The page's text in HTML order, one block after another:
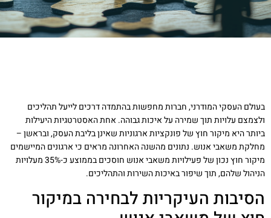
בעולם העסקי המודרני, חברות מחפשות בהתמדה דרכים לייעל תהליכים
ולצמצם עלויות תוך שמירה על איכות גבוהה. אחת האסטרטגיות היעילות
ביותר היא מיקור חוץ של פונקציות ארגוניות שאינן בליבת העסק, ובראשן –
מחלקת משאבי אנוש. נתונים מהשנה האחרונה מראים כי ארגונים המיישמים
מיקור חוץ נכון של פעילויות משאבי אנוש חוסכים בממוצע כ-35% מעלויות
הניהול שלהם, תוך שיפור באיכות השירות והתהליכים.
הסיבות העיקריות לבחירה במיקור